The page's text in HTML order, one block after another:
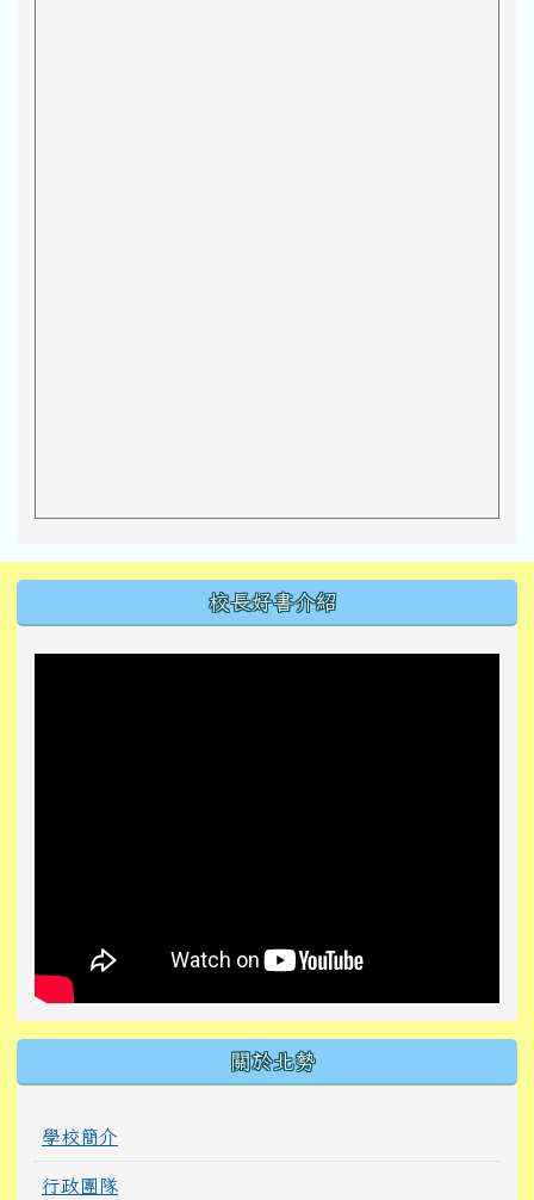
校長好書介紹
關於北勢
學校簡介
行政團隊